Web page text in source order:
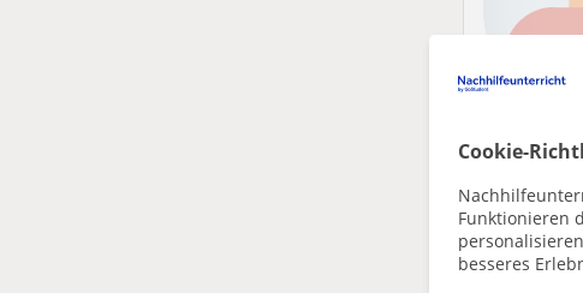
Cookie-
Funktionieren
besseres